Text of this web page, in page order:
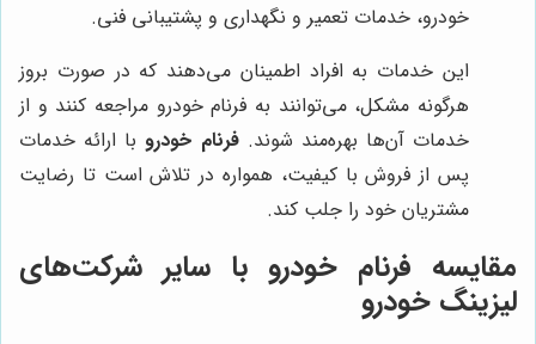
خودرو، خدمات تعمیر و نگهداری و پشتیبانی فنی.
این خدمات به افراد اطمینان می‌دهند که در صورت بروز
هرگونه مشکل، می‌توانند به فرنام خودرو مراجعه کنند و از
خدمات آن‌ها بهره‌مند شوند.فرنام خودرو با ارائه خدمات
پس از فروش با کیفیت، همواره در تلاش است تا رضایت
مشتریان خود را جلب کند.
مقایسه فرنام خودرو با سایر شرکت‌های
لیزینگ خودرو